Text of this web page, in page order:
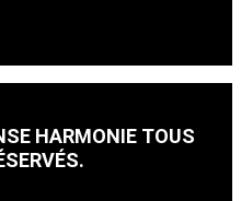
HARMONIE TOUS